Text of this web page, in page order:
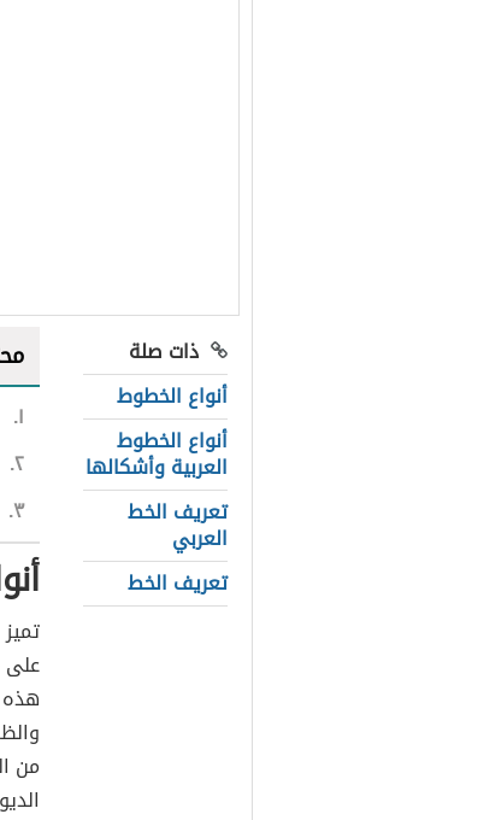
ذات صلة
أنواع الخطوط
أنواع الخطوط
العربية وأشكالها
تعريف الخط
العربي
تعريف الخط
١
٢
٣
على
هذه
من